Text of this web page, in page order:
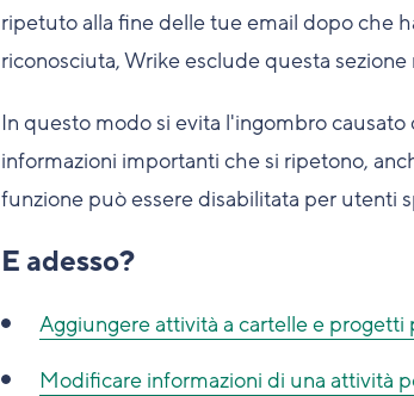
ripetuto alla fine delle tue email dopo che
riconosciuta, Wrike esclude questa
In questo modo si evita l'ingombro
informazioni importanti che si ripetono,
funzione può essere disabilitata per utenti
E adesso?
Aggiungere attività a cartelle e progetti
Modificare informazioni di una attività